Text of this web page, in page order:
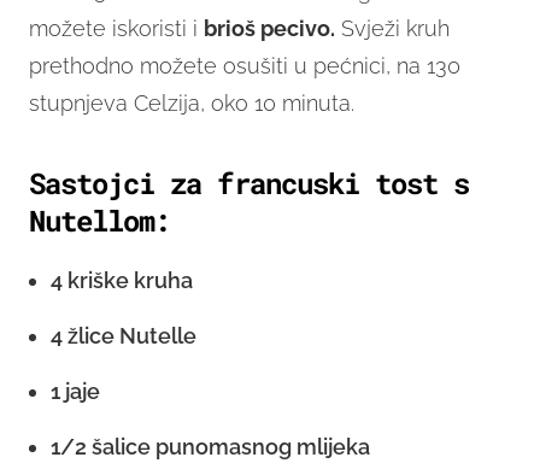
možete iskoristi i brioš pecivo. Svježi kruh
prethodno možete osušiti u pećnici, na 130
stupnjeva Celzija, oko 10 minuta.
Sastojci za francuski tost s
Nutellom:
4 kriške kruha
4 žlice Nutelle
1 jaje
1/2 šalice punomasnog mlijeka